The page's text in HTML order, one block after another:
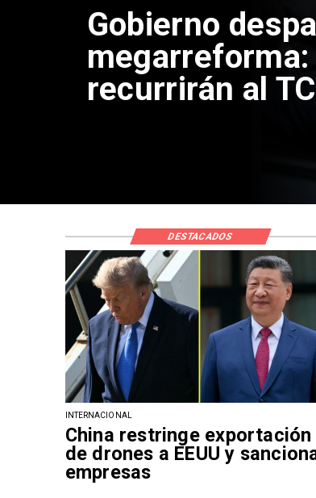
China
drones a EEUU
empresas
INTERNACIONAL
China restringe exportación
de drones a EEUU y
empresas
DESTACADOS